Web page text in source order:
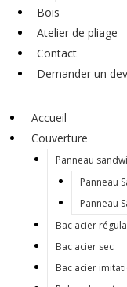
Bois
Atelier de pliage
Contact
Demander un
Accueil
Couverture
Panneau
Panneau
Panneau
Bac acier
Bac acier sec
Bac acier